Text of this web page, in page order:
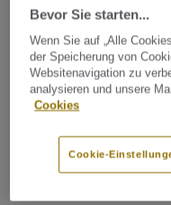
-
Schweißschnüre
perfekte Hygiene und
Bevor Sie starten...
Wenn Sie auf „Alle
der Speicherung von
Websitenavigation zu
analysieren und unsere
Cookies
Cookie-